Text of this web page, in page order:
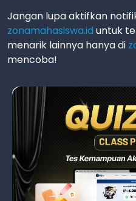
Jangan lupa aktifkan
zonamahasiswa.id untuk
menarik lainnya hanya di
mencoba!